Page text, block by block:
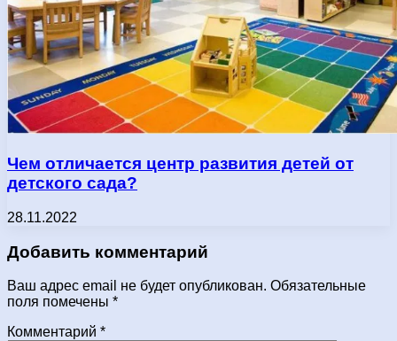
Чем отличается центр развития детей от
детского сада?
28.11.2022
Добавить комментарий
Ваш адрес email не будет опубликован. Обязательные
поля помечены *
Комментарий *